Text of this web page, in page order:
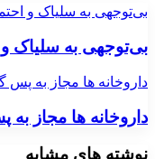
بی‌توجهی به سلیاک و
بی‌توجهی به سلیاک و
داروخانه ها مجاز به پس
داروخانه ها مجاز به
نوشته های مشابه